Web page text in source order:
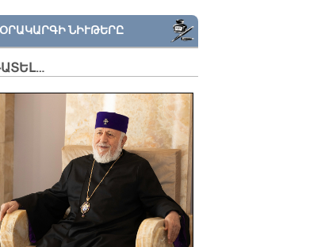
ՕՐԱԿԱՐԳԻ ՆԻՒԹԵՐԸ